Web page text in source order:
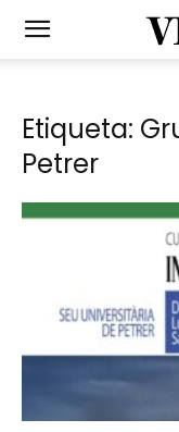
Etiqueta:
Petrer